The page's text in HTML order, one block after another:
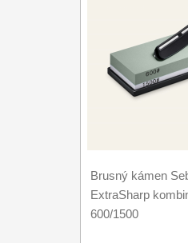
Brusný kámen
ExtraSharp
600/1500